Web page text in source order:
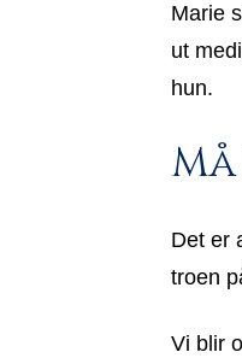
Marie
ut
hun.
Det er
troen
Vi blir